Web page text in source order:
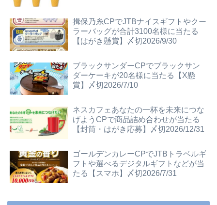
揖保乃糸CPでJTBナイスギフトやクー
ラーバッグが合計3100名様に当たる
【はがき懸賞】〆切2026/9/30
ブラックサンダーCPでブラックサン
ダーケーキが20名様に当たる【X懸
賞】〆切2026/7/10
ネスカフェあなたの一杯を未来につな
げようCPで商品詰め合わせが当たる
【封筒・はがき応募】〆切2026/12/31
ゴールデンカレーCPでJTBトラベルギ
フトや選べるデジタルギフトなどが当
たる【スマホ】〆切2026/7/31